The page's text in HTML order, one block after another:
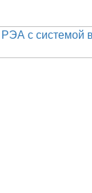
с системой